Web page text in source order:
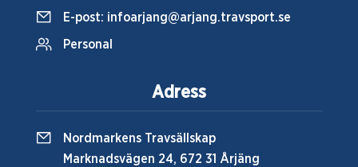
E-post: infoarjang@arjang.travsport.se
Personal
Adress
Nordmarkens Travsällskap
Marknadsvägen 24, 672 31 Årjäng